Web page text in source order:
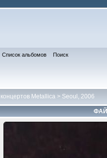
Список альбомов Поиск
Metallica > Seoul, 2006